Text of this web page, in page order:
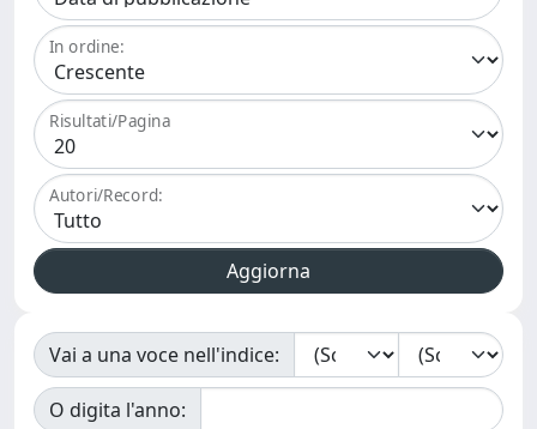
In ordine:
Risultati/Pagina
Autori/Record:
Vai a una voce nell'indice:
O digita l'anno: